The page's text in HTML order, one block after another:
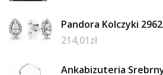
Pandora Kolczyki
214,01zł
Ankabizuteria